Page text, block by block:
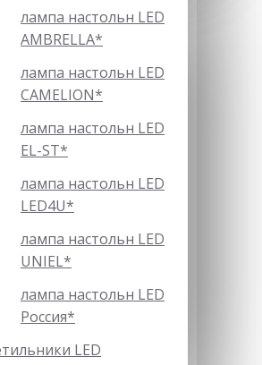
лампа настольн LED
AMBRELLA*
лампа настольн LED
CAMELION*
лампа настольн LED
EL-ST*
лампа настольн LED
LED4U*
лампа настольн LED
UNIEL*
лампа настольн LED
Россия*
LED